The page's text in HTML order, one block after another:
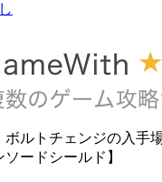
ボルトチェンジの入手
ードシールド】